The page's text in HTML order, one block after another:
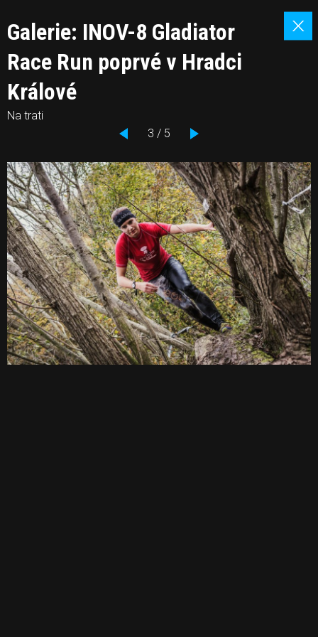
Galerie: INOV-8 Gladiator
Race Run poprvé v Hradci
Králové
Na trati
3 / 5